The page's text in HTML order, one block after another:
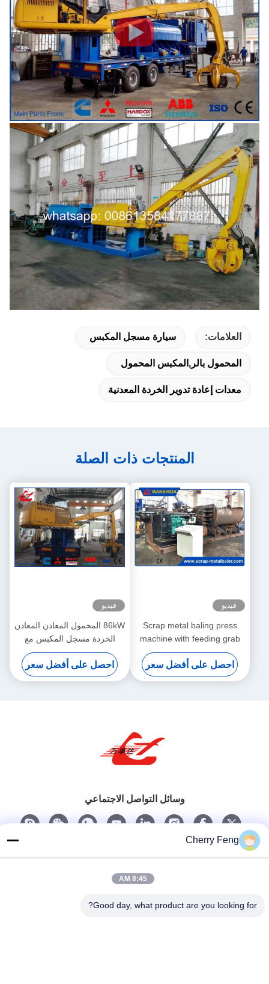
العلامات: سيارة مسجل المكبس
المحمول بالر,المكبس المحمول
معدات إعادة تدوير الخردة المعدنية
المنتجات ذات الصلة
فيديو
Scrap metal baling press
machine with feeding grab
for waste aluminum profile
light scrap metal
احصل على أفضل سعر
فيديو
86kW المحمول المعادن المعادن
الخردة مسجل المكبس مع
التحكم عن
احصل على أفضل سعر
وسائل التواصل الاجتماعي
Cherry Feng
8:45 AM
Good day, what product are you looking for?